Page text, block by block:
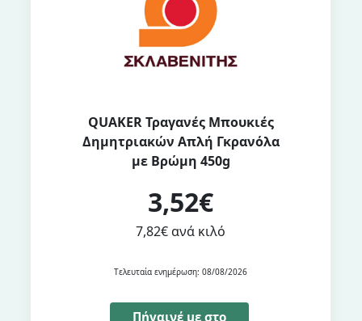
QUAKER Τραγανές Μπουκιές
Δημητριακών Απλή Γκρανόλα
με Βρώμη 450g
3,52€
7,82€ ανά κιλό
Τελευταία ενημέρωση: 08/08/2026
Πήγαινέ με στο